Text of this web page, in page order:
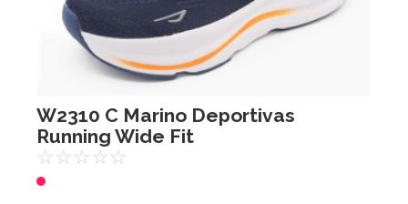
W2310 C Marino Deportivas
Running Wide Fit
☆☆☆☆☆